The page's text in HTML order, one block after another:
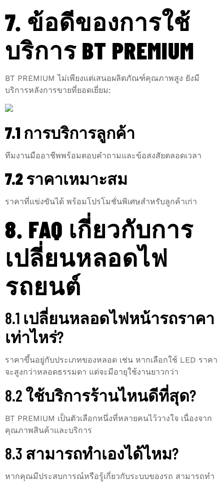
7. ข้อดีของการใช้
บริการ BT PREMIUM
BT PREMIUM ไม่เพียงแต่เสนอผลิตภัณฑ์คุณภาพสูง ยังมี
บริการหลังการขายที่ยอดเยี่ยม:
7.1 การบริการลูกค้า
ทีมงานมืออาชีพพร้อมตอบคำถามและข้อสงสัยตลอดเวลา
7.2 ราคาเหมาะสม
ราคาที่แข่งขันได้ พร้อมโปรโมชั่นพิเศษสำหรับลูกค้าเก่า
8. FAQ เกี่ยวกับการ
เปลี่ยนหลอดไฟ
รถยนต์
8.1 เปลี่ยนหลอดไฟหน้ารถราคา
เท่าไหร่?
ราคาขึ้นอยู่กับประเภทของหลอด เช่น หากเลือกใช้ LED ราคา
จะสูงกว่าหลอดธรรมดา แต่จะมีอายุใช้งานยาวกว่า
8.2 ใช้บริการร้านไหนดีที่สุด?
BT PREMIUM เป็นตัวเลือกหนึ่งที่หลายคนไว้วางใจ เนื่องจาก
คุณภาพสินค้าและบริการ
8.3 สามารถทำเองได้ไหม?
หากคุณมีประสบการณ์หรือรู้เกี่ยวกับระบบของรถ สามารถทำ